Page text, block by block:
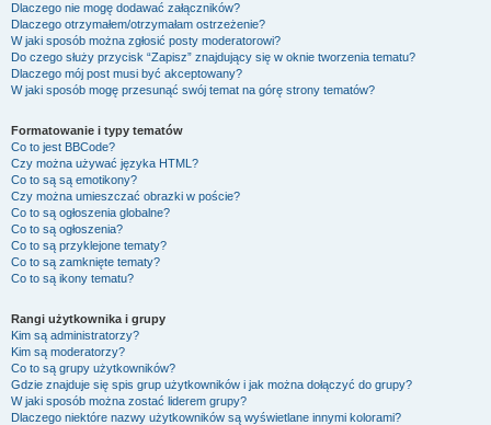
Dlaczego nie mogę dodawać załączników?
Dlaczego otrzymałem/otrzymałam ostrzeżenie?
W jaki sposób można zgłosić posty moderatorowi?
Do czego służy przycisk “Zapisz” znajdujący się w oknie tworzenia tematu?
Dlaczego mój post musi być akceptowany?
W jaki sposób mogę przesunąć swój temat na górę strony tematów?
Formatowanie i typy tematów
Co to jest BBCode?
Czy można używać języka HTML?
Co to są są emotikony?
Czy można umieszczać obrazki w poście?
Co to są ogłoszenia globalne?
Co to są ogłoszenia?
Co to są przyklejone tematy?
Co to są zamknięte tematy?
Co to są ikony tematu?
Rangi użytkownika i grupy
Kim są administratorzy?
Kim są moderatorzy?
Co to są grupy użytkowników?
Gdzie znajduje się spis grup użytkowników i jak można dołączyć do grupy?
W jaki sposób można zostać liderem grupy?
Dlaczego niektóre nazwy użytkowników są wyświetlane innymi kolorami?